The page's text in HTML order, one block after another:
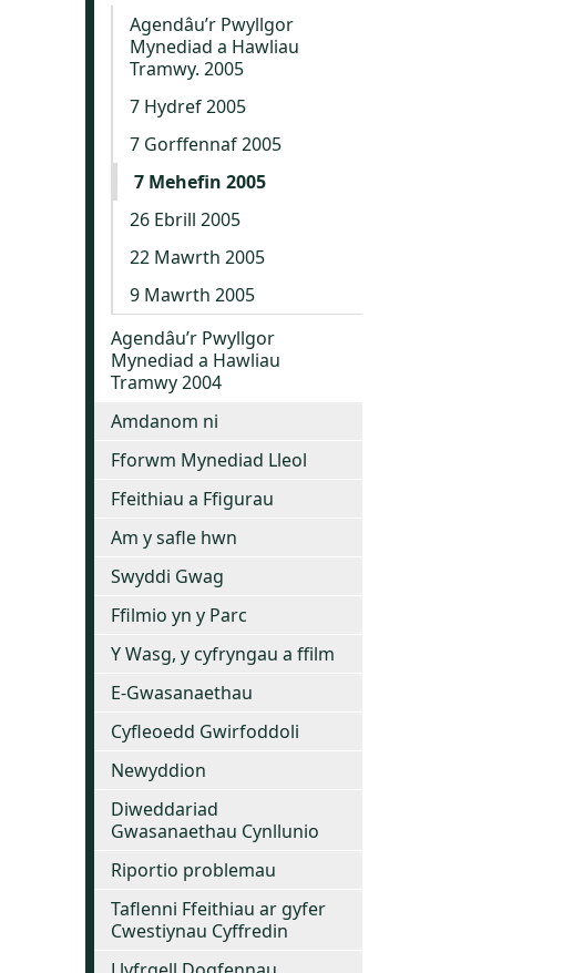
Agendâu’r Pwyllgor
Mynediad a Hawliau
Tramwy. 2005
7 Hydref 2005
7 Gorffennaf 2005
7 Mehefin 2005
26 Ebrill 2005
22 Mawrth 2005
9 Mawrth 2005
Agendâu’r Pwyllgor
Mynediad a Hawliau
Tramwy 2004
Amdanom ni
Fforwm Mynediad Lleol
Ffeithiau a Ffigurau
Am y safle hwn
Swyddi Gwag
Ffilmio yn y Parc
Y Wasg, y cyfryngau a ffilm
E-Gwasanaethau
Cyfleoedd Gwirfoddoli
Newyddion
Diweddariad
Gwasanaethau Cynllunio
Riportio problemau
Taflenni Ffeithiau ar gyfer
Cwestiynau Cyffredin